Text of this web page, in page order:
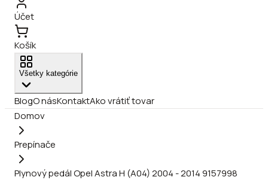
Účet
Košík
Všetky kategórie
BlogO násKontaktAko vrátiť tovar
Domov
Prepínače
Plynový pedál Opel Astra H (A04) 2004 - 2014 9157998